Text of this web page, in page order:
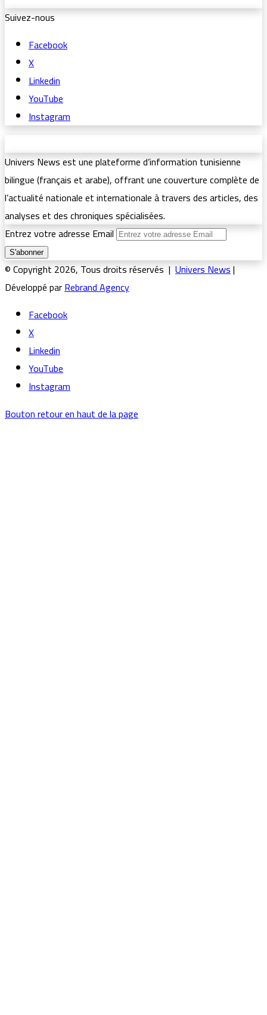
Suivez-nous
Facebook
X
Linkedin
YouTube
Instagram
Univers News est une plateforme d’information tunisienne
bilingue (français et arabe), offrant une couverture complète de
l’actualité nationale et internationale à travers des articles, des
analyses et des chroniques spécialisées.
Entrez votre adresse Email
© Copyright 2026, Tous droits réservés |Univers News|
Développé parRebrand Agency
Facebook
X
Linkedin
YouTube
Instagram
Bouton retour en haut de la page